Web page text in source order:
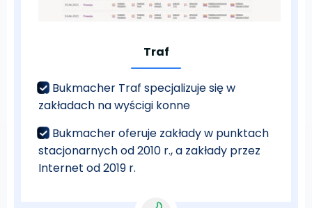
Traf
Bukmacher Traf specjalizuje się w
zakładach na wyścigi konne
Bukmacher oferuje zakłady w punktach
stacjonarnych od 2010 r., a zakłady przez
Internet od 2019 r.